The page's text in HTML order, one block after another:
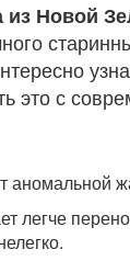
из Новой
это с
аномальной
легче